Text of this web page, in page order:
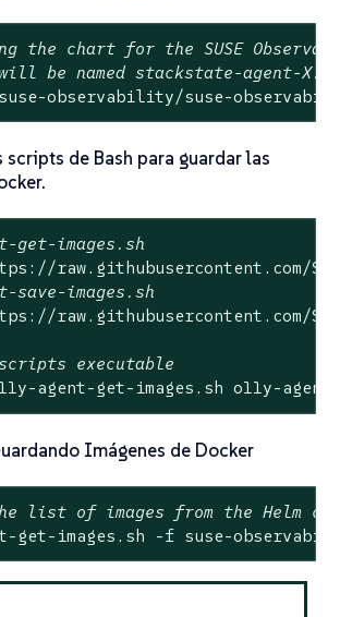
the chart for the SUSE
be named stackstate-agent-
observability/suse-
de Bash para guardar las
get-images.sh
save-images.sh
raw.githubusercontent.com/
executable
agent-get-images.sh o11y-
Imágenes de Docker
list of images from the Helm
get-images.sh -f suse-